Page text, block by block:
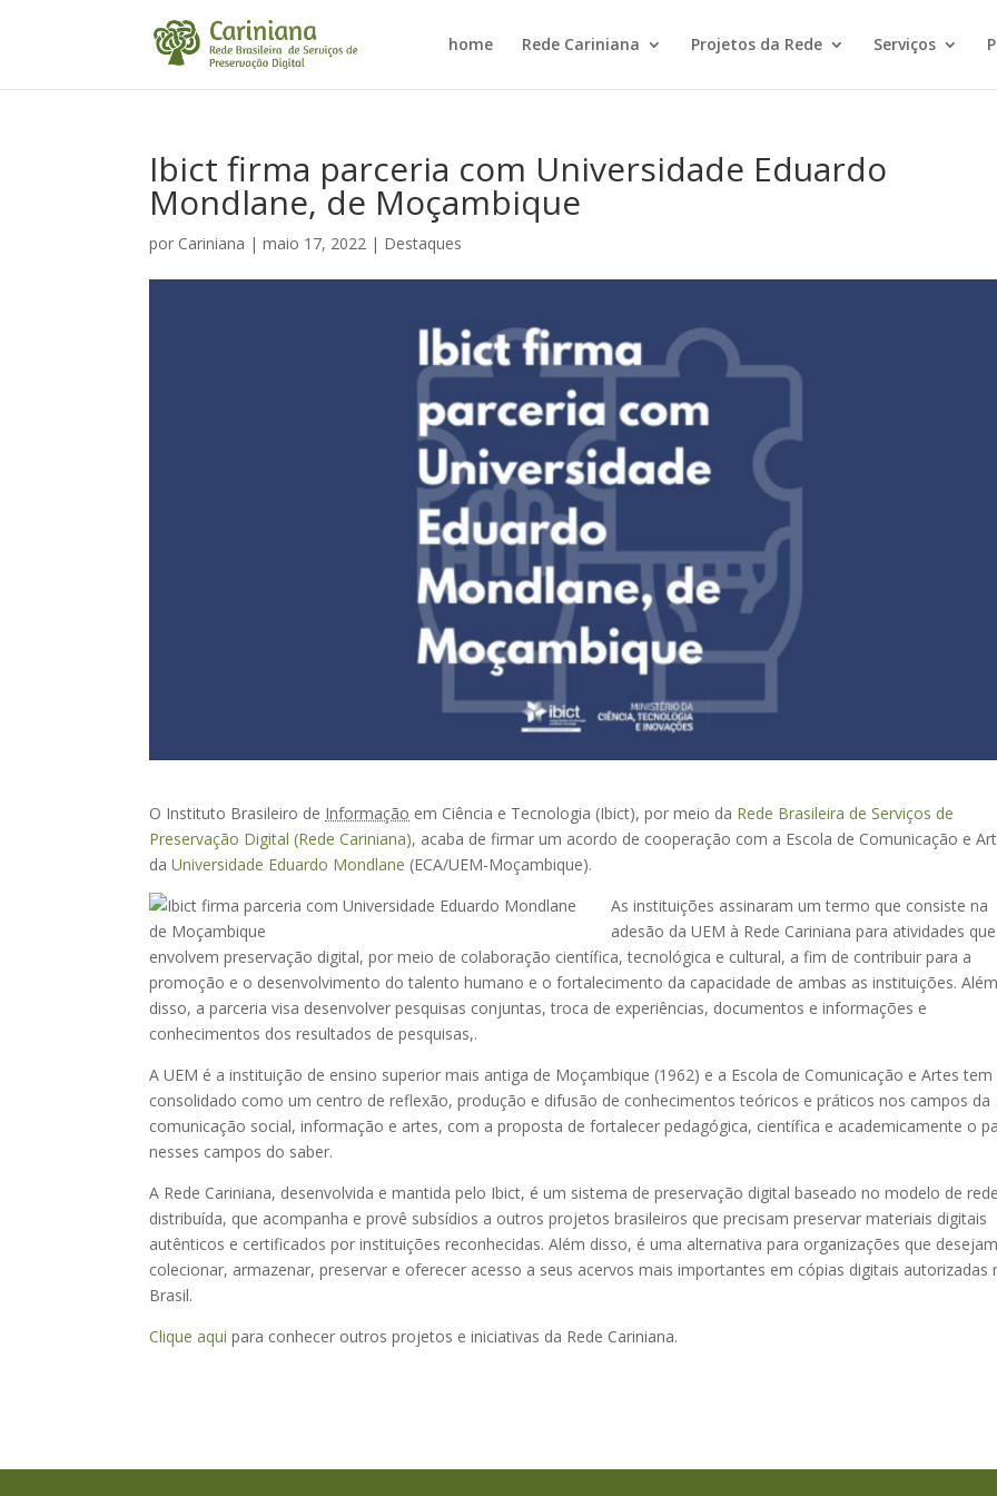
home Rede Cariniana Projetos da Rede Serviços
Ibict firma parceria com Universidade Eduardo
Mondlane, de Moçambique
por Cariniana |maio 17, 2022 | Destaques
O Instituto Brasileiro de Informação em Ciência e Tecnologia (Ibict), por meio da Rede Brasileira de Serviços de
Preservação Digital (Rede Cariniana), acaba de firmar um acordo de cooperação com a Escola de Comunicação e
daUniversidade Eduardo Mondlane (ECA/UEM-Moçambique).
As instituições assinaram um termo que consiste na
adesão da UEM à Rede Cariniana para atividades que
envolvem preservação digital, por meio de colaboração científica, tecnológica e cultural, a fim de contribuir para a
promoção e o desenvolvimento do talento humano e o fortalecimento da capacidade de ambas as instituições. Além
disso, a parceria visa desenvolver pesquisas conjuntas, troca de experiências, documentos e informações e
conhecimentos dos resultados de pesquisas,.
A UEM é a instituição de ensino superior mais antiga de Moçambique (1962) e a Escola de Comunicação e Artes tem
consolidado como um centro de reflexão, produção e difusão de conhecimentos teóricos e práticos nos campos da
comunicação social, informação e artes, com a proposta de fortalecer pedagógica, científica e academicamente o
nesses campos do saber.
A Rede Cariniana, desenvolvida e mantida pelo Ibict, é um sistema de preservação digital baseado no modelo de rede
distribuída, que acompanha e provê subsídios a outros projetos brasileiros que precisam preservar materiais digitais
autênticos e certificados por instituições reconhecidas. Além disso, é uma alternativa para organizações que desejam
colecionar, armazenar, preservar e oferecer acesso a seus acervos mais importantes em cópias digitais autorizadas
Brasil.
Clique aqui para conhecer outros projetos e iniciativas da Rede Cariniana.